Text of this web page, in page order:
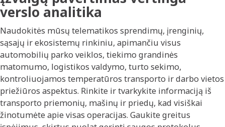
verslo analitika
Naudokitės mūsų telematikos sprendimų, įrenginių,
sąsajų ir ekosistemų rinkiniu, apimančiu visus
automobilių parko veiklos, tiekimo grandinės
matomumo, logistikos valdymo, turto sekimo,
kontroliuojamos temperatūros transporto ir darbo vietos
priežiūros aspektus. Rinkite ir tvarkykite informaciją iš
transporto priemonių, mašinų ir priedų, kad visiškai
žinotumėte apie visas operacijas. Gaukite greitus